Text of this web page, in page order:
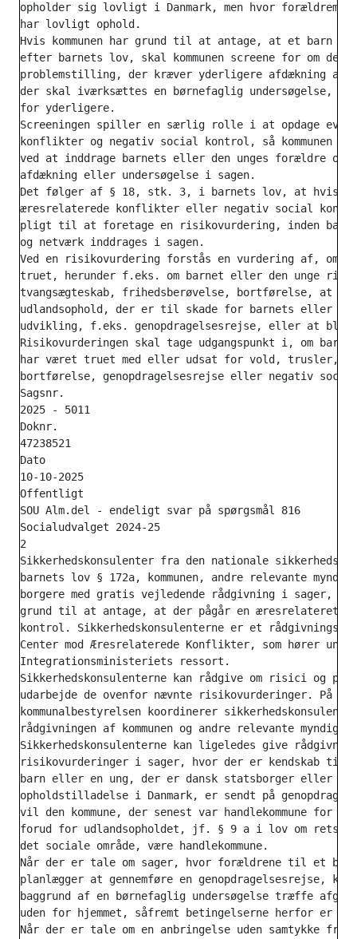
opholder sig lovligt i Danmark, men hvor
har lovligt ophold.
Hvis kommunen har grund til at antage, at et barn
efter barnets lov, skal kommunen screene for om der
problemstilling, der kræver yderligere afdækning af
der skal iværksættes en børnefaglig undersøgelse,
for yderligere.
Screeningen spiller en særlig rolle i at opdage
konflikter og negativ social kontrol, så kommunen
ved at inddrage barnets eller den unges forældre
afdækning eller undersøgelse i sagen.
Det følger af § 18, stk. 3, i barnets lov, at hvis
æresrelaterede konflikter eller negativ social
pligt til at foretage en risikovurdering, inden
og netværk inddrages i sagen.
Ved en risikovurdering forstås en vurdering af, om
truet, herunder f.eks. om barnet eller den unge
tvangsægteskab, frihedsberøvelse, bortførelse, at
udlandsophold, der er til skade for barnets eller den
udvikling, f.eks. genopdragelsesrejse, eller at
Risikovurderingen skal tage udgangspunkt i, om
har været truet med eller udsat for vold, trusler,
bortførelse, genopdragelsesrejse eller negativ
Sagsnr.
2025 - 5011
Doknr.
47238521
Dato
10-10-2025
Offentligt
SOU Alm.del - endeligt svar på spørgsmål 816
Socialudvalget 2024-25
2
Sikkerhedskonsulenter fra den nationale
barnets lov § 172a, kommunen, andre relevante
borgere med gratis vejledende rådgivning i sager,
grund til at antage, at der pågår en æresrelateret
kontrol. Sikkerhedskonsulenterne er et
Center mod Æresrelaterede Konflikter, som hører
Integrationsministeriets ressort.
Sikkerhedskonsulenterne kan rådgive om risici og på
udarbejde de ovenfor nævnte risikovurderinger. På
kommunalbestyrelsen koordinerer
rådgivningen af kommunen og andre relevante
Sikkerhedskonsulenterne kan ligeledes give
risikovurderinger i sager, hvor der er kendskab
barn eller en ung, der er dansk statsborger eller
opholdstilladelse i Danmark, er sendt på
vil den kommune, der senest var handlekommune for
forud for udlandsopholdet, jf. § 9 a i lov om
det sociale område, være handlekommune.
Når der er tale om sager, hvor forældrene til et
planlægger at gennemføre en genopdragelsesrejse, kan
baggrund af en børnefaglig undersøgelse træffe
uden for hjemmet, såfremt betingelserne herfor er
Når der er tale om en anbringelse uden samtykke fra